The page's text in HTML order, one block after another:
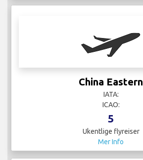
China Eastern
IATA:
ICAO:
5
Ukentlige flyreiser
Mer Info